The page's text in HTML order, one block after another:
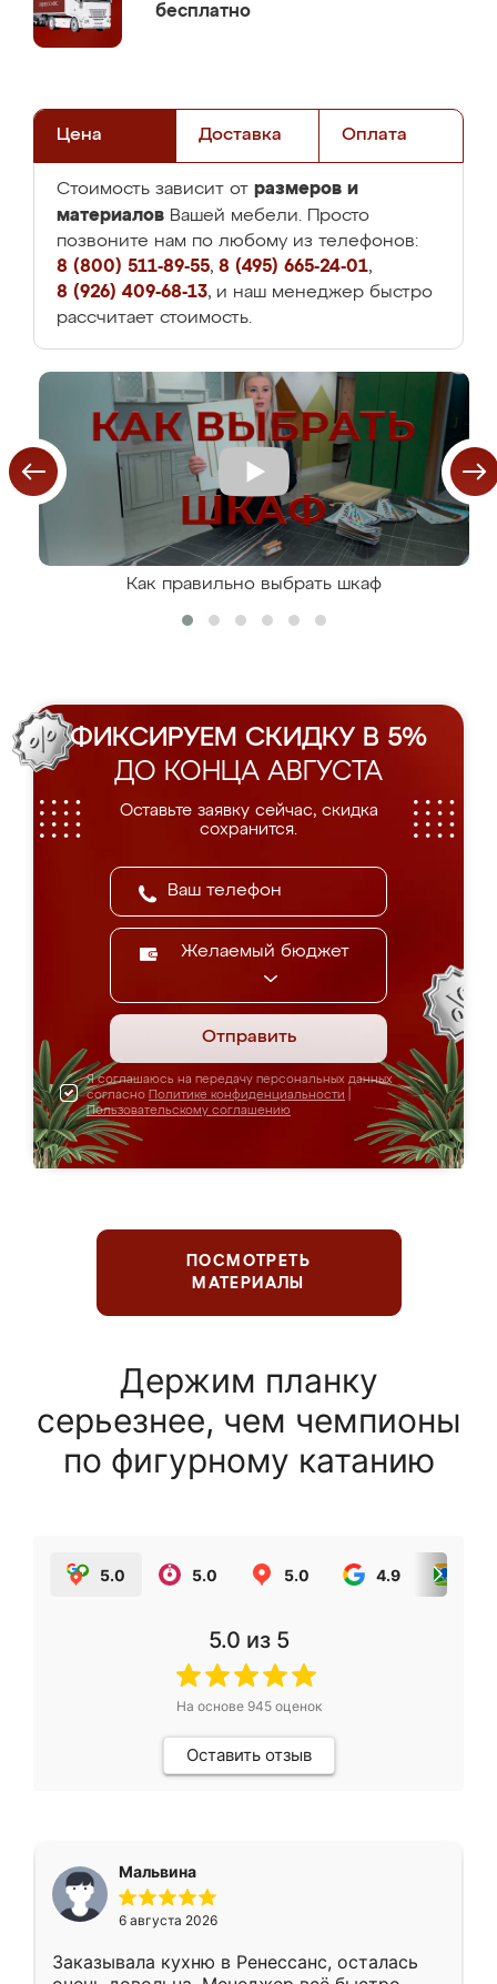
бесплатно
Цена Доставка Оплата
Стоимость зависит от размеров и
материалов Вашей мебели. Просто
позвоните нам по любому из телефонов:
8 (800) 511-89-55, 8 (495) 665-24-01,
8 (926) 409-68-13, и наш менеджер быстро
рассчитает стоимость.
Как правильно выбрать шкаф
ФИКСИРУЕМ СКИДКУ В 5%
ДО КОНЦА АВГУСТА
Оставьте заявку сейчас, скидка
сохранится.
Желаемый бюджет
Отправить
Я соглашаюсь на передачу персональных данных
согласно Политике конфиденциальности
Пользовательскому соглашению
ПОСМОТРЕТЬ
МАТЕРИАЛЫ
Держим планку
серьезнее, чем чемпионы
по фигурному катанию
5.0 5.0 5.0 4.9
5.0 из 5
На основе 945оценок
Оставить отзыв
Мальвина
6 августа 2026
Заказывала кухню в Ренессанс, осталась